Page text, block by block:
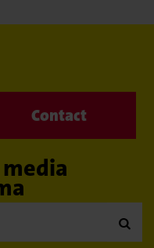
Contact
